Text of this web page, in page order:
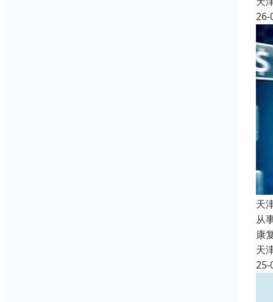
26-
天
从
康
天
25-